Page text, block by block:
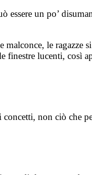
essere un po’
malconce, le
lucenti, così
non ciò che